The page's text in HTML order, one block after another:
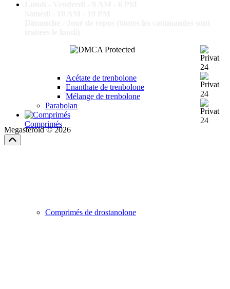
Acétate de trenbolone
Enanthate de trenbolone
Mélange de trenbolone
Parabolan
Comprimés
Comprimés de drostanolone
Megasteroid © 2026